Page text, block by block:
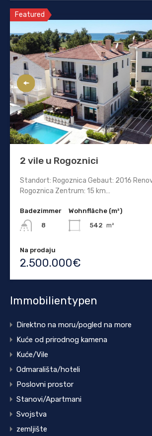
Featured
2 vile u Rogoznici
Standort: Rogoznica Gebaut: 2016
Rogoznica Zentrum: 15 km…
Badezimmer
8
Wohnfläche (m²)
542 m²
Na prodaju
2.500.000€
Immobilientypen
Direktno na moru/pogled na more
Kuće od prirodnog kamena
Kuće/Vile
Odmarališta/hoteli
Poslovni prostor
Stanovi/Apartmani
Svojstva
zemljište